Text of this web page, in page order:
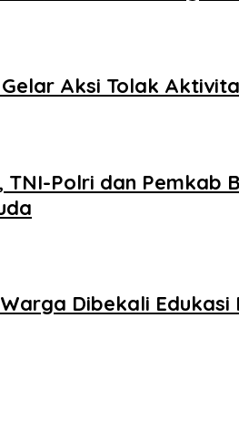
Aksi Tolak
TNI-Polri dan
Dibekali